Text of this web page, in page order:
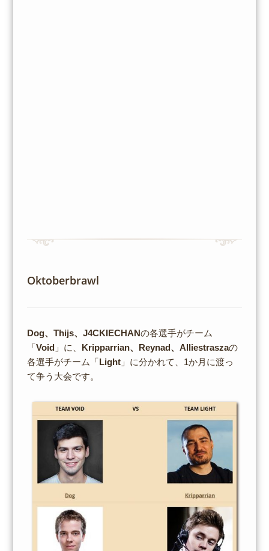
Oktoberbrawl
Dog、Thijs、J4CKIECHANの各選手がチーム
「Void」に、 Kripparrian、Reynad、Alliestraszaの
各選手がチーム「Light」に分かれて、1か月に渡っ
て争う大会です。